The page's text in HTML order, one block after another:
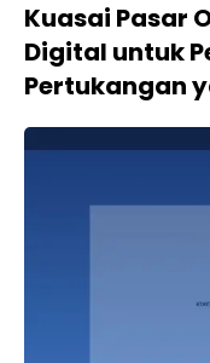
Kuasai Pasar
Digital untuk
Pertukangan